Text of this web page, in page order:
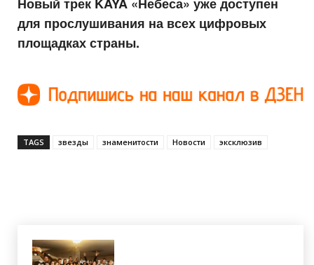
для прослушивания на всех цифровых
площадках страны.
TAGS звезды знаменитости Новости эксклюзив